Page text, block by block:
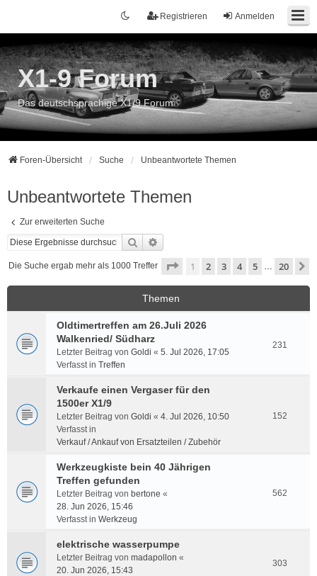
Anmelden
Registrieren
X1-9 Forum
Das deutschsprachige X1/9 Forum
Foren-Übersicht Suche Unbeantwortete Themen
Unbeantwortete Themen
Zur erweiterten Suche
Suche
Die Suche ergab mehr als 1000 Treffer Seite 1von 20
1 2 3 4 5 … 20
Themen
Oldtimertreffen am 26.Juli 2026
Walkenried/ Südharz
Letzter Beitrag von Goldi « 5. Jul 2026, 17:05
Verfasst in Treffen
231
Verkaufe einen Vergaser für den
1500er X1/9
Letzter Beitrag von Goldi « 4. Jul 2026, 10:50
Verfasst in
Verkauf / Ankauf von Ersatzteilen / Zubehör
152
Werkzeugkiste bein 40 Jährigen
Treffen gefunden
Letzter Beitrag von bertone «
28. Jun 2026, 15:46
Verfasst in Werkzeug
562
elektrische wasserpumpe
Letzter Beitrag von madapollon «
20. Jun 2026, 15:43
303